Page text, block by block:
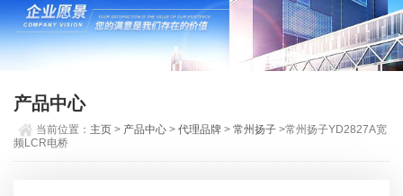
产品中心
当前位置： 主页 > 产品中心 >代理品牌 >常州扬子 >常州扬子YD2827A宽
频LCR电桥